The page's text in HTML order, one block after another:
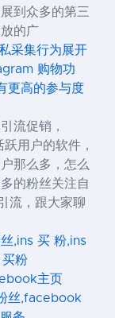
到众多的第三
的广
采集行为展开
购物功
更高的参与度
流促销，
用户的软件，
那么多，怎么
的粉丝关注自
流，跟大家聊
,ins 买 粉,ins
粉
主页
丝,facebook